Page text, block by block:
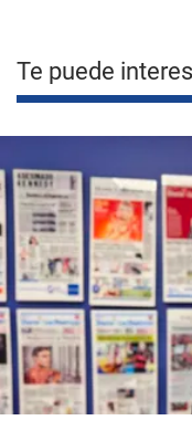
Te puede